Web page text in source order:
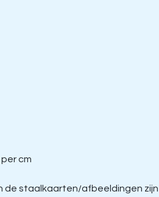
cm
de staalkaarten/afbeeldingen zijn